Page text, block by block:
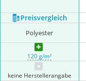
Preis­vergleich
Polyester
120 g/m²
keine Herstellerangabe